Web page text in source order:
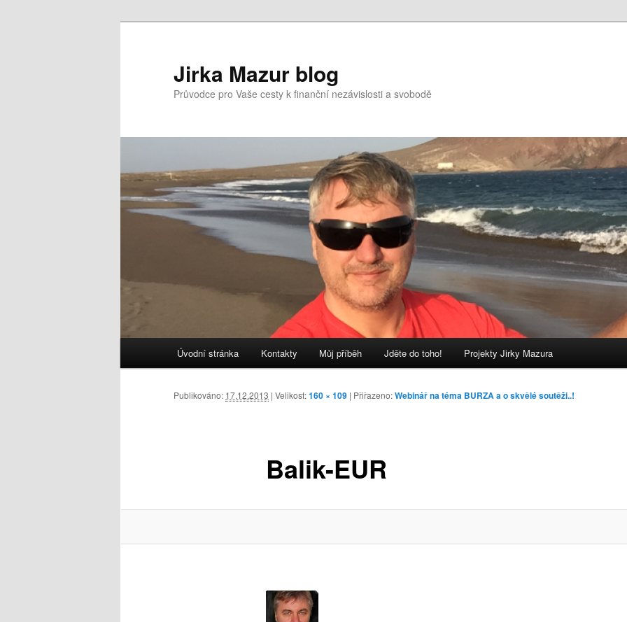
Jirka Mazur blog
Průvodce pro Vaše cesty k finanční nezávislosti a svobodě
Úvodní stránka Kontakty Můj příběh Jděte do toho! Projekty Jirky Mazura
Balik-EUR
Publikováno: 17.12.2013 | Velikost:160 × 109 | Přiřazeno:Webinář na téma BURZA a o skvělé soutěži..!